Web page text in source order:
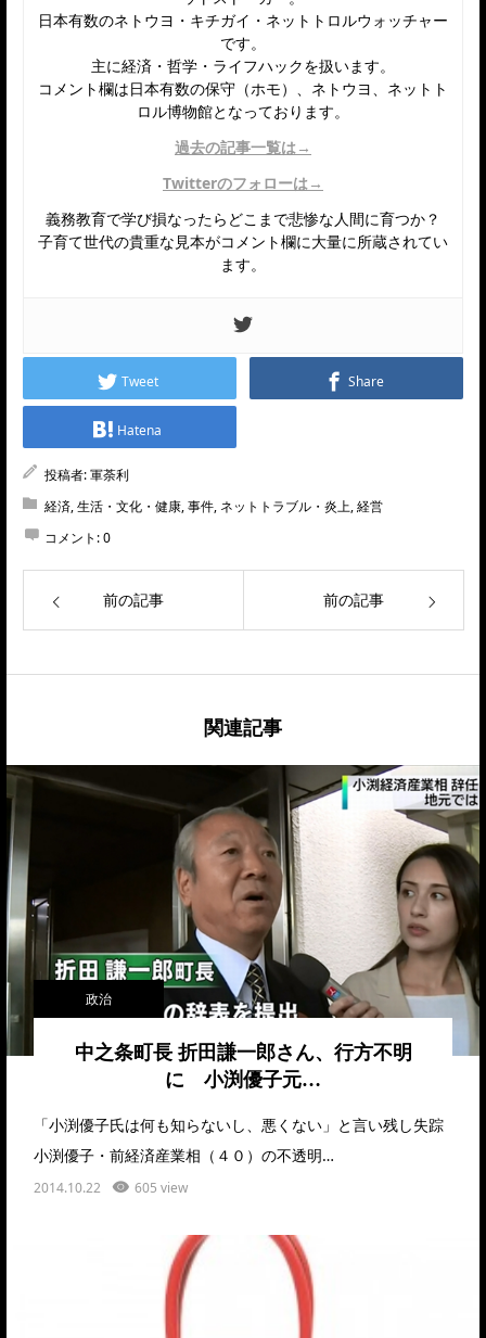
日本有数のネトウヨ・キチガイ・ネットトロルウォッチャー
です。
主に経済・哲学・ライフハックを扱います。
コメント欄は日本有数の保守（ホモ）、ネトウヨ、ネットト
ロル博物館となっております。
過去の記事一覧は→
Twitterのフォローは→
義務教育で学び損なったらどこまで悲惨な人間に育つか？
子育て世代の貴重な見本がコメント欄に大量に所蔵されてい
ます。
Tweet Share
Hatena
投稿者:軍荼利
経済,生活・文化・健康,事件, ネットトラブル・炎上,経営
コメント:0
前の記事 前の記事
関連記事
政治
中之条町長 折田謙一郎さん、行方不明
に 小渕優子元…
「小渕優子氏は何も知らないし、悪くない」と言い残し失踪
小渕優子・前経済産業相（４０）の不透明…
2014.10.22 605 view